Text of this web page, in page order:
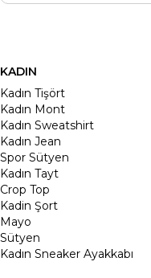
KADIN
Kadın Tişört
Kadın Mont
Kadın Sweatshirt
Kadın Jean
Spor Sütyen
Kadın Tayt
Crop Top
Kadin Şort
Mayo
Sütyen
Kadın Sneaker Ayakkabı